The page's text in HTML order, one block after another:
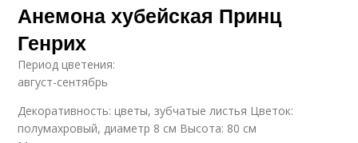
Анемона хубейская Принц
Генрих
Период цветения:
август-сентябрь
Декоративность: цветы, зубчатые листья Цветок:
полумахровый, диаметр 8 см Высота: 80 см